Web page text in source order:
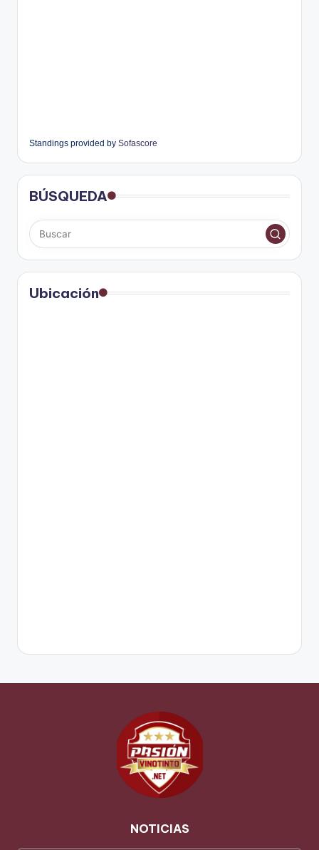
Standings provided by Sofascore
BÚSQUEDA
Ubicación
NOTICIAS